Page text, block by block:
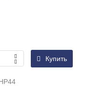
Купить